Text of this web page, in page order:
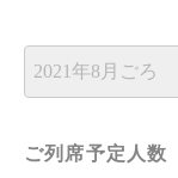
ご列席予定人数